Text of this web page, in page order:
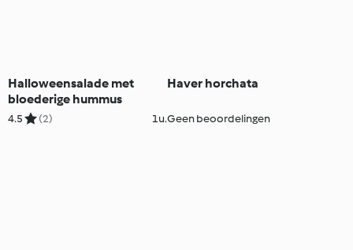
Halloweensalade met
bloederige hummus
4.5 (2) 1u.
Haver horchata
Geen beoordelingen